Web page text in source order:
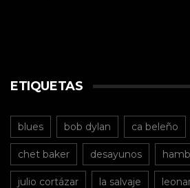
ETIQUETAS
blues bob dylan ca beleño
chet baker desayunos
julio cortázar la salvaje